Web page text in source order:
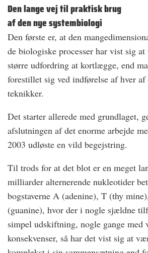
Den lange vej til praktisk brug
af den nye systembiologi
Den første er, at den
de biologiske processer har vist sig
større udfordring at kortlægge, end
forestillet sig ved indførelse af hver af
teknikker.
Det starter allerede med grundlaget,
afslutningen af det enorme arbejde
2003 udløste en vild begejstring.
Til trods for at det blot er en meget
milliarder alternerende nukleotider
bogstaverne A (adenine), T (thy
(guanine), hvor der i nogle sjældne
simpel udskiftning, nogle gange med
konsekvenser, så har det vist sig at